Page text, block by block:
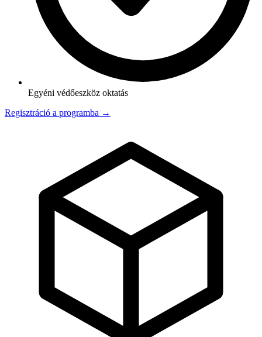
Egyéni védőeszköz oktatás
Regisztráció a programba →